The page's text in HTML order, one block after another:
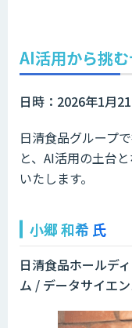
AI活用から挑
日時：2026年1月
日清食品グループ
と、AI活用の土台
いたします。
小郷 和希 氏
日清食品ホールデ
ム / データサイエ